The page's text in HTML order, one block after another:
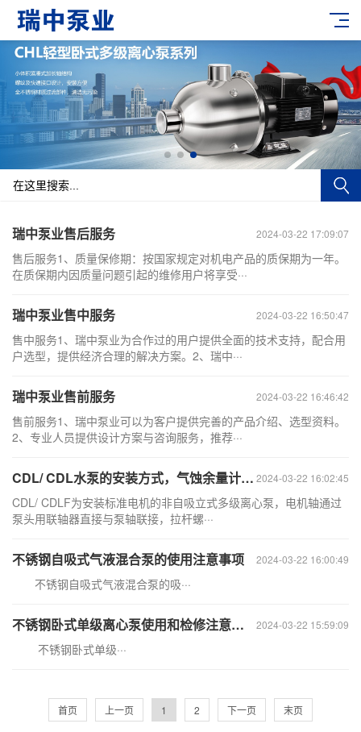
2024-03-22 17:09:07
瑞中泵业售后服务
售后服务1、质量保修期：按国家规定对机电产品的质保期为一年。
在质保期内因质量问题引起的维修用户将享受···
2024-03-22 16:50:47
瑞中泵业售中服务
售中服务1、瑞中泵业为合作过的用户提供全面的技术支持，配合用
户选型，提供经济合理的解决方案。2、瑞中···
2024-03-22 16:46:42
瑞中泵业售前服务
售前服务1、瑞中泵业可以为客户提供完善的产品介绍、选型资料。
2、专业人员提供设计方案与咨询服务，推荐···
2024-03-22 16:02:45
CDL/ CDL水泵的安装方式，气蚀余量计算方式，耐压等级
CDL/ CDLF为安装标准电机的非自吸立式多级离心泵，电机轴通过
泵头用联轴器直接与泵轴联接，拉杆螺···
2024-03-22 16:00:49
不锈钢自吸式气液混合泵的使用注意事项
不锈钢自吸式气液混合泵的吸···
2024-03-22 15:59:09
不锈钢卧式单级离心泵使用和检修注意事项
不锈钢卧式单级···
首页 上一页 1 2 下一页 末页